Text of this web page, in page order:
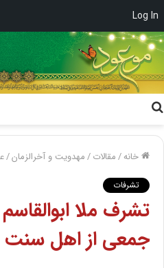
Log In
خانه/مقالات/مهدویت و آخرالزمان/
تشرفات
تشرف ملا
جمعى از اهل سنت